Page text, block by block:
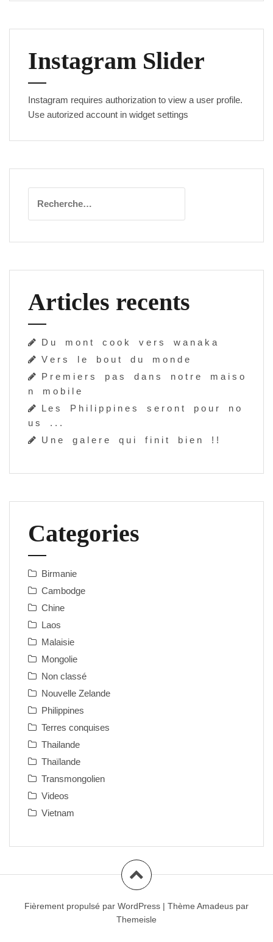
Instagram Slider
Instagram requires authorization to view a user profile.
Use autorized account in widget settings
Articles recents
D u m o n t c o o k v e r s w a n a k a
V e r s l e b o u t d u m o n d e
P r e m i e r s p a s d a n s n o t r e m a i s o
n m o b i l e
L e s P h i l i p p i n e s s e r o n t p o u r n o
u s . . .
U n e g a l e r e q u i f i n i t b i e n ! !
Categories
Birmanie
Cambodge
Chine
Laos
Malaisie
Mongolie
Non classé
Nouvelle Zelande
Philippines
Terres conquises
Thailande
Thaïlande
Transmongolien
Videos
Vietnam
Fièrement propulsé par WordPress | Thème Amadeus par
Themeisle